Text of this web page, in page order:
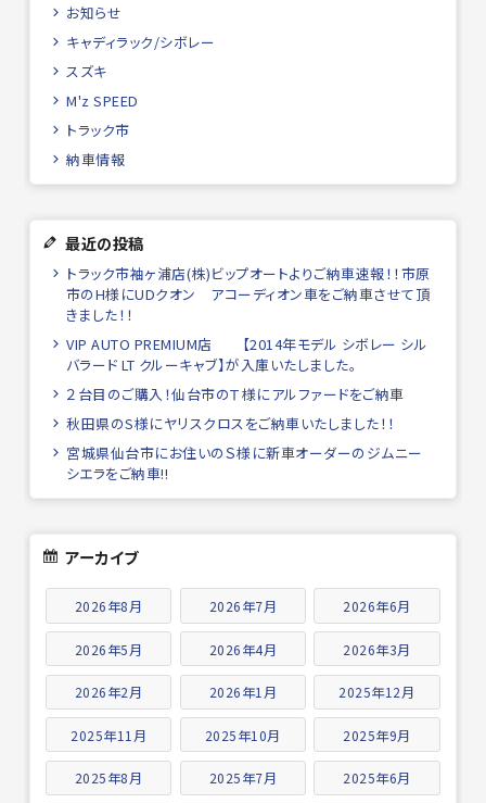
お知らせ
キャディラック/シボレー
スズキ
M'z SPEED
トラック市
納車情報
最近の投稿
トラック市袖ヶ浦店(株)ビップオートよりご納車速報！！市原
市のH様にUDクオン アコーディオン車をご納車させて頂
きました！！
VIP AUTO PREMIUM店 【2014年モデル シボレー シル
バラード LT クルーキャブ】が入庫いたしました。
２台目のご購入！仙台市のＴ様にアルファードをご納車
秋田県のS様にヤリスクロスをご納車いたしました！！
宮城県仙台市にお住いのＳ様に新車オーダーのジムニー
シエラをご納車!!
アーカイブ
2026年8月 2026年7月 2026年6月
2026年5月 2026年4月 2026年3月
2026年2月 2026年1月 2025年12月
2025年11月 2025年10月 2025年9月
2025年8月 2025年7月 2025年6月